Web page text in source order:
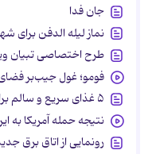
جان فدا
نماز لیله الدفن برای
طرح اختصاصی تبیان
فومو؛ غول جیب‌بر
۵ غذای سریع و سالم برای طبیعت‌گردی
نتیجه حمله آمریکا به
رونمایی از اتاق برق